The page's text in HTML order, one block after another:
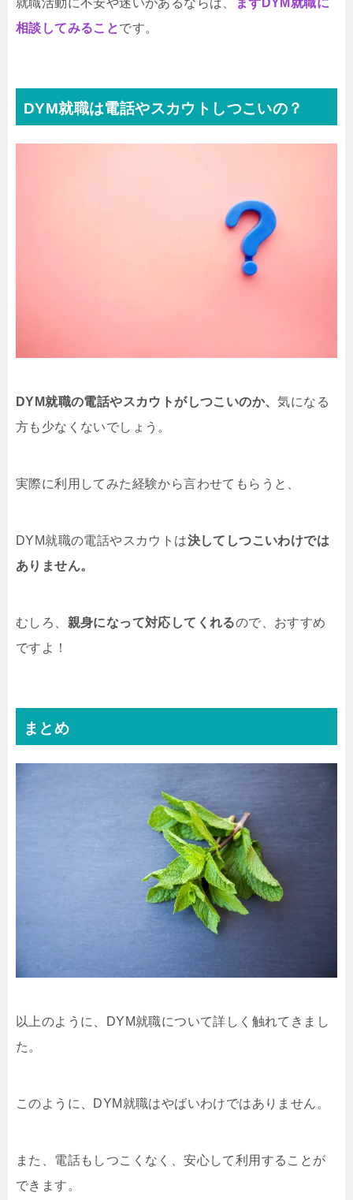
相談してみることです。
DYM就職は電話やスカウトしつこいの？
DYM就職の電話やスカウトがしつこいのか、気になる
方も少なくないでしょう。
実際に利用してみた経験から言わせてもらうと、
DYM就職の電話やスカウトは決してしつこいわけでは
ありません。
むしろ、 親身になって対応してくれるので、おすすめ
ですよ！
まとめ
以上のように、DYM就職について詳しく触れてきまし
た。
このように、DYM就職はやばいわけではありません。
また、電話もしつこくなく、安心して利用することが
できます。